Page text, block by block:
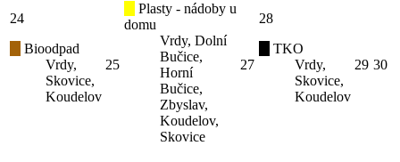
24
Bioodpad
Vrdy,
Skovice,
Koudelov
25
Plasty - nádoby u
domu
Vrdy, Dolní
Bučice,
Horní
Bučice,
Zbyslav,
Koudelov,
Skovice
27
28
TKO
Vrdy,
Skovice,
Koudelov
29 30